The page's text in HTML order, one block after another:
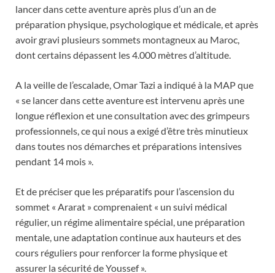
lancer dans cette aventure après plus d’un an de
préparation physique, psychologique et médicale, et après
avoir gravi plusieurs sommets montagneux au Maroc,
dont certains dépassent les 4.000 mètres d’altitude.
A la veille de l’escalade, Omar Tazi a indiqué à la MAP que
« se lancer dans cette aventure est intervenu après une
longue réflexion et une consultation avec des grimpeurs
professionnels, ce qui nous a exigé d’être très minutieux
dans toutes nos démarches et préparations intensives
pendant 14 mois ».
Et de préciser que les préparatifs pour l’ascension du
sommet « Ararat » comprenaient « un suivi médical
régulier, un régime alimentaire spécial, une préparation
mentale, une adaptation continue aux hauteurs et des
cours réguliers pour renforcer la forme physique et
assurer la sécurité de Youssef ».